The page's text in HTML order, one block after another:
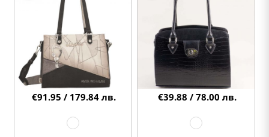
€91.95 / 179.84 лв. €39.88 / 78.00 лв.